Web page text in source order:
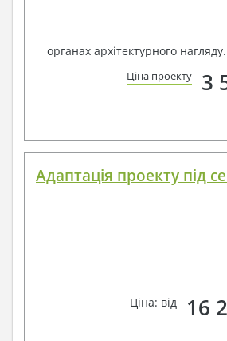
органах архітектурного нагляду.
Ціна проекту 3
Адаптація проекту під
Ціна: від 16